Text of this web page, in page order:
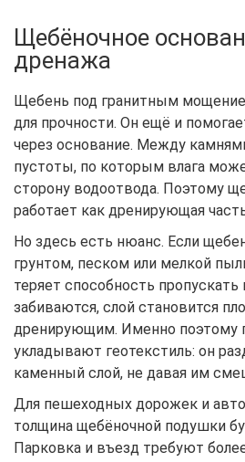
Щебёночное
дренажа
Щебень под гранитным
для прочности. Он ещё и
через основание. Между
пустоты, по которым влага
сторону водоотвода. Поэтому
работает как дренирующая
Но здесь есть нюанс. Если
грунтом, песком или мелкой
теряет способность
забиваются, слой становится
дренирующим. Именно поэтому
укладывают геотекстиль: он
каменный слой, не давая им
Для пешеходных дорожек и
толщина щебёночной подушки
Парковка и въезд требуют